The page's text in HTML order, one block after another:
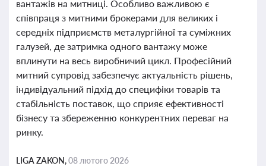
вантажів на митниці. Особливо важливою є
співпраця з митними брокерами для великих і
середніх підприємств металургійної та суміжних
галузей, де затримка одного вантажу може
вплинути на весь виробничий цикл. Професійний
митний супровід забезпечує актуальність рішень,
індивідуальний підхід до специфіки товарів та
стабільність поставок, що сприяє ефективності
бізнесу та збереженню конкурентних переваг на
ринку.
LIGA ZAKON,08 лютого 2026